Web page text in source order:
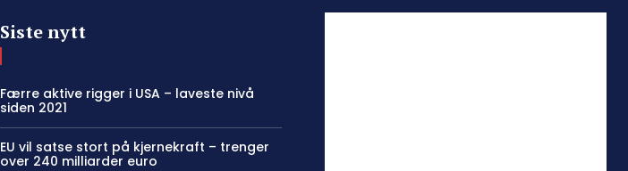
Siste nytt
Færre aktive rigger i USA – laveste nivå
siden 2021
EU vil satse stort på kjernekraft – trenger
over 240 milliarder euro